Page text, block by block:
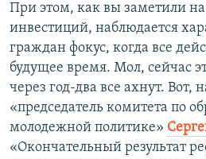
При этом, как вы заметили
инвестиций, наблюдается
граждан фокус, когда все
будущее время. Мол, сейчас
через год-два все ахнут. Вот,
«председатель комитета по
молодежной политике»
«Окончательный результат